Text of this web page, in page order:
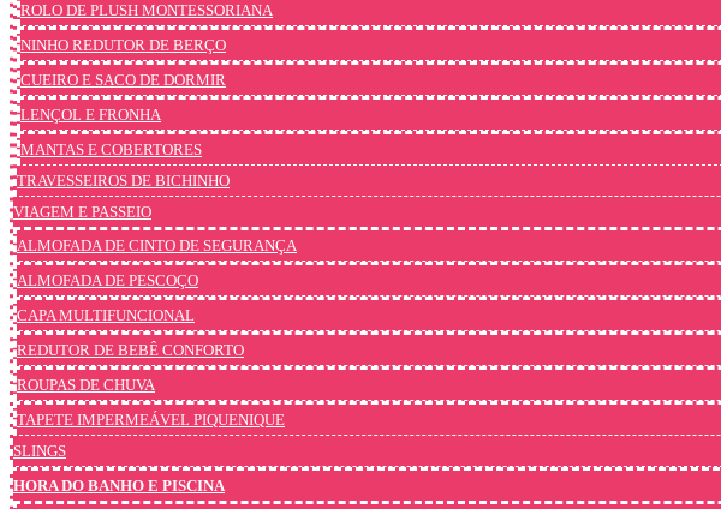
ROLO DE PLUSH MONTESSORIANA
NINHO REDUTOR DE BERÇO
CUEIRO E SACO DE DORMIR
LENÇOL E FRONHA
MANTAS E COBERTORES
TRAVESSEIROS DE BICHINHO
VIAGEM E PASSEIO
ALMOFADA DE CINTO DE SEGURANÇA
ALMOFADA DE PESCOÇO
CAPA MULTIFUNCIONAL
REDUTOR DE BEBÊ CONFORTO
ROUPAS DE CHUVA
TAPETE IMPERMEÁVEL PIQUENIQUE
SLINGS
HORA DO BANHO E PISCINA